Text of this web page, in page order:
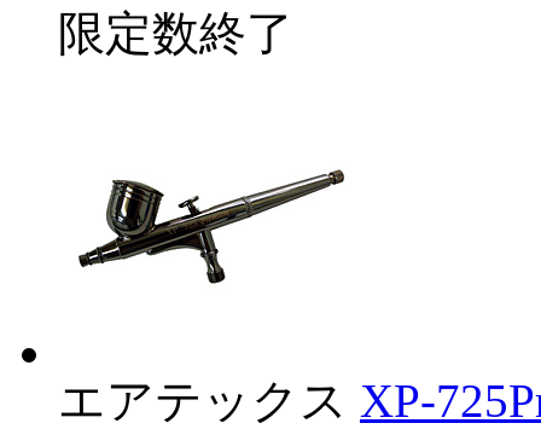
限定数終了
エアテックス XP-